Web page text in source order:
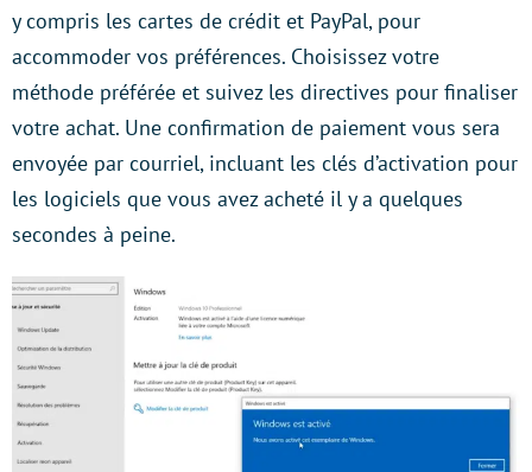
y compris les cartes de crédit et PayPal, pour
accommoder vos préférences. Choisissez votre
méthode préférée et suivez les directives pour finaliser
votre achat. Une confirmation de paiement vous sera
envoyée par courriel, incluant les clés d’activation pour
les logiciels que vous avez acheté il y a quelques
secondes à peine.